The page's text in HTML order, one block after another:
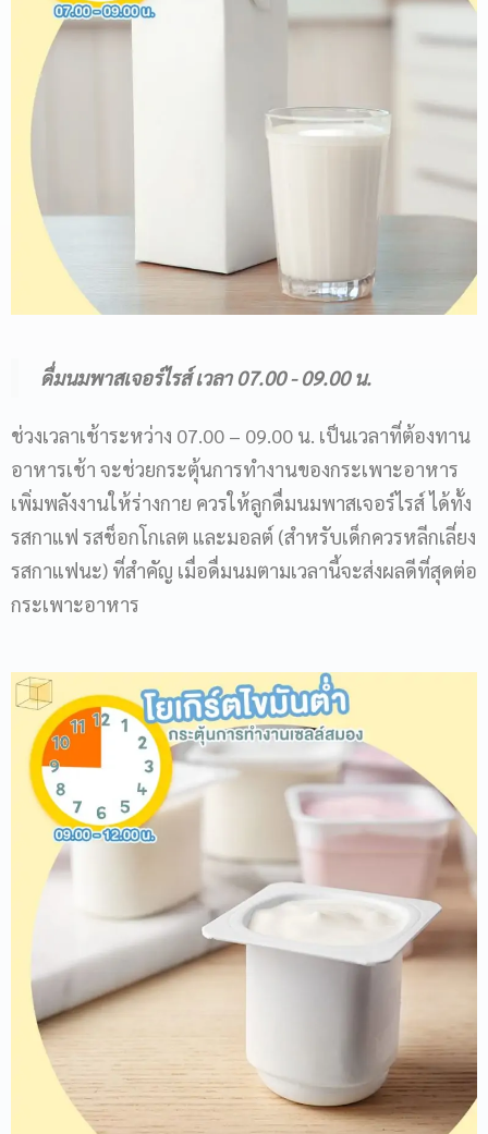
ดื่มนมพาสเจอร์ไรส์ เวลา 07.00 - 09.00 น.
ช่วงเวลาเช้าระหว่าง 07.00 – 09.00 น. เป็นเวลาที่ต้องทาน
อาหารเช้า จะช่วยกระตุ้นการทำงานของกระเพาะอาหาร
เพิ่มพลังงานให้ร่างกาย ควรให้ลูกดื่มนมพาสเจอร์ไรส์ ได้ทั้ง
รสกาแฟ รสช็อกโกเลต และมอลต์ (สำหรับเด็กควรหลีกเลี่ยง
รสกาแฟนะ) ที่สำคัญ เมื่อดื่มนมตามเวลานี้จะส่งผลดีที่สุดต่อ
กระเพาะอาหาร